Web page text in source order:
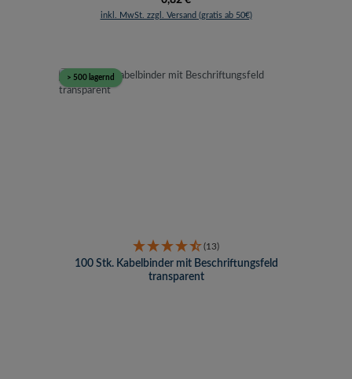
inkl. MwSt. zzgl. Versand (gratis ab 50€)
> 500 lagernd
(13)
100 Stk. Kabelbinder mit Beschriftungsfeld
transparent